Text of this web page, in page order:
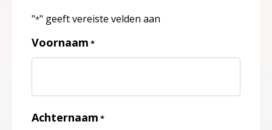
"*" geeft vereiste velden aan
Voornaam *
Achternaam *